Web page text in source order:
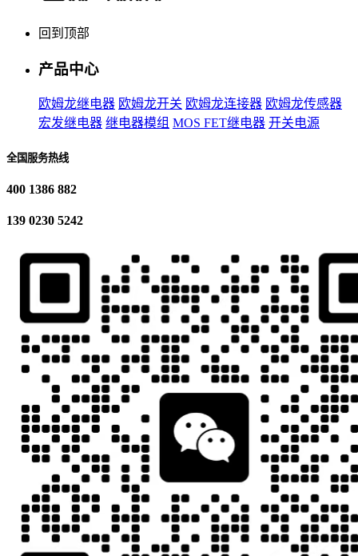
回到顶部
产品中心
欧姆龙继电器 欧姆龙开关 欧姆龙连接器 欧姆龙传感器
宏发继电器 继电器模组 MOS FET继电器 开关电源
全国服务热线
400 1386 882
139 0230 5242